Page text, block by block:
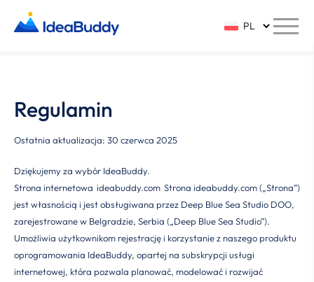
Regulamin
Ostatnia aktualizacja: 30 czerwca 2025
Dziękujemy za wybór IdeaBuddy.
Strona internetowa ideabuddy.com Strona ideabuddy.com („Strona”)
jest własnością i jest obsługiwana przez Deep Blue Sea Studio DOO,
zarejestrowane w Belgradzie, Serbia („Deep Blue Sea Studio”).
Umożliwia użytkownikom rejestrację i korzystanie z naszego produktu
oprogramowania IdeaBuddy, opartej na subskrypcji usługi
internetowej, która pozwala planować, modelować i rozwijać